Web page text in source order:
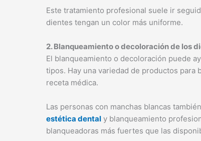
Este tratamiento profesional suele ir
dientes tengan un color más uniforme.
2. Blanqueamiento o decoloración de los
El blanqueamiento o decoloración puede
tipos. Hay una variedad de productos
receta médica.
Las personas con manchas blancas
estética dental y blanqueamiento
blanqueadoras más fuertes que las